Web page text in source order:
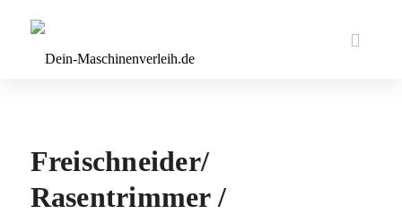
Freischneider/
Rasentrimmer /